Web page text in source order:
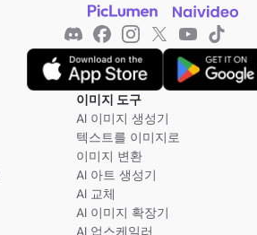
이미지 도구
AI 이미지 생성기
텍스트를 이미지로
이미지 변환
AI 아트 생성기
AI 교체
AI 이미지 확장기
AI 업스케일러